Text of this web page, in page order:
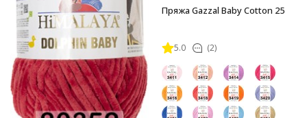
Пряжа Gazzal Baby Cotton 25
5.0 (2)